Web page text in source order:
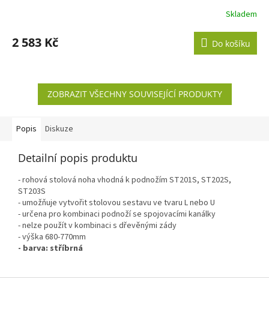
Skladem
2 583 Kč Do košíku
ZOBRAZIT VŠECHNY SOUVISEJÍCÍ PRODUKTY
Popis Diskuze
Detailní popis produktu
- rohová stolová noha vhodná k podnožím ST201S, ST202S,
ST203S
- umožňuje vytvořit stolovou sestavu ve tvaru L nebo U
- určena pro kombinaci podnoží se spojovacími kanálky
- nelze použít v kombinaci s dřevěnými zády
- výška 680-770mm
- barva: stříbrná
Z